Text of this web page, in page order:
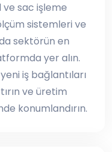
ve sac işleme
sistemleri ve
sektörün en
yer alın.
iş bağlantıları
ve üretim
konumlandırın.